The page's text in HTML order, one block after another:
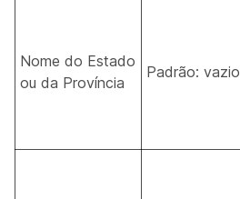
Nome do Estado
ou da Província
Padrão: vazio